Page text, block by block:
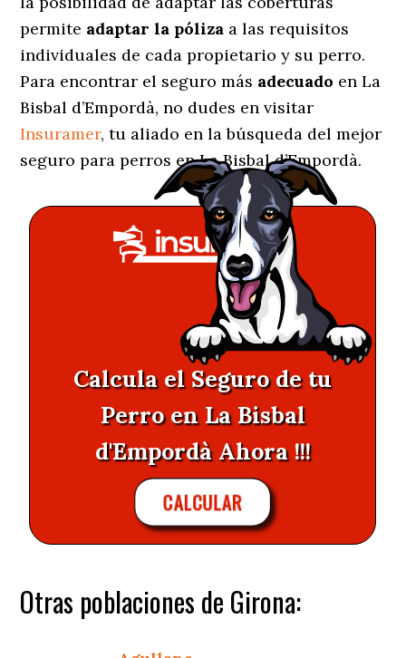
permite adaptar la póliza a las requisitos
individuales de cada propietario y su perro.
Para encontrar el seguro más adecuado en La
Bisbal d’Empordà, no dudes en visitar
Insuramer, tu aliado en la búsqueda del mejor
seguro para perros en La Bisbal d’Empordà.
Calcula el Seguro de tu
Perro en La Bisbal
d'Empordà Ahora !!!
CALCULAR
Otras poblaciones de Girona: